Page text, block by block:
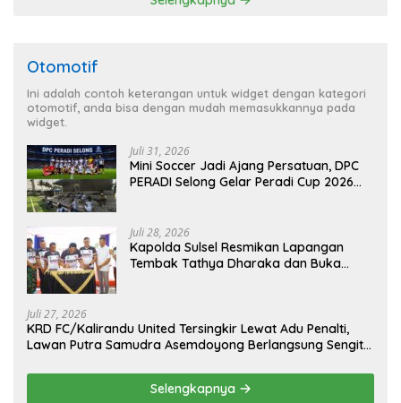
Otomotif
Ini adalah contoh keterangan untuk widget dengan kategori
otomotif, anda bisa dengan mudah memasukkannya pada
widget.
Juli 31, 2026
Mini Soccer Jadi Ajang Persatuan, DPC
PERADI Selong Gelar Peradi Cup 2026
Juli 28, 2026
Kapolda Sulsel Resmikan Lapangan
Tembak Tathya Dharaka dan Buka
Juli 27, 2026
KRD FC/Kalirandu United Tersingkir Lewat Adu Penalti,
Lawan Putra Samudra Asemdoyong Berlangsung Sengit
Selengkapnya